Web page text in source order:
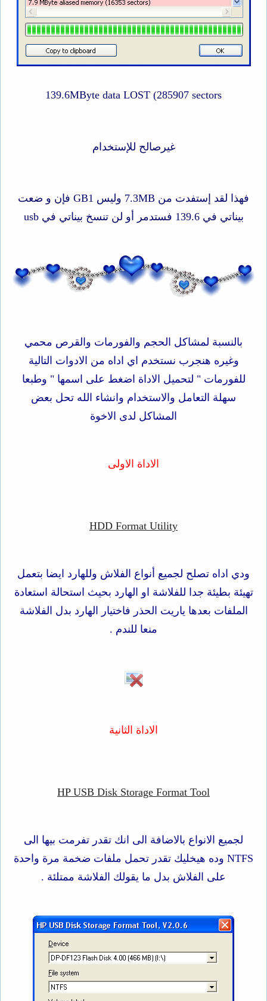
139.6MByte data LOST (285907 sectors​
غيرصالح للإستخدام
فهذا لقد إستفدت من 7.3MB وليس GB1 فإن و ضعت
بيناتي في 139.6 فستدمر أو لن تنسخ بيناتي في usb
بالنسبة لمشاكل الحجم والفورمات والقرص محمي
وغيره هنجرب نستخدم اي اداه من الادوات التالية
للفورمات " لتحميل الاداة اضغط على اسمها " وطبعا
سهلة التعامل والاستخدام وانشاء الله تحل بعض
المشاكل لدى الاخوة
الاداة الاولى
HDD Format Utility
ودي اداه تصلح لجميع أنواع الفلاش وللهارد ايضا بتعمل
تهيئة بطيئة جدا للفلاشة او الهارد بحيث استحالة استعادة
الملفات بعدها ياريت الحذر فاختيار الهارد بدل الفلاشة
منعا للندم .
الاداة الثانية
HP USB Disk Storage Format Tool
لجميع الانواع بالاضافة الى انك تقدر تفرمت بيها الى
NTFS وده هيخليك تقدر تحمل ملفات ضخمة مرة واحدة
على الفلاش بدل ما يقولك الفلاشة ممتلئة .